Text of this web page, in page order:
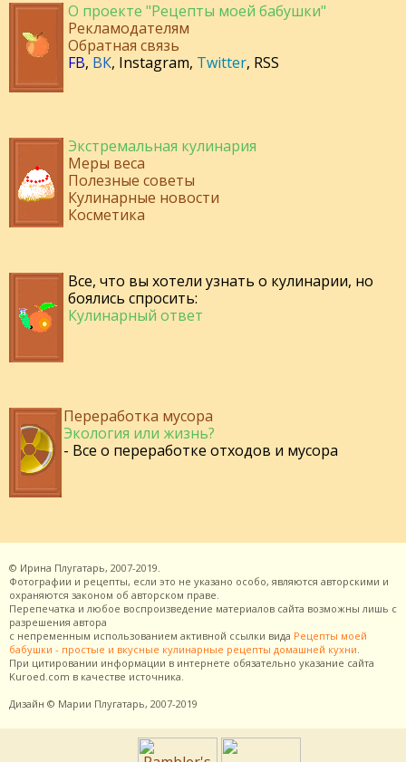
О проекте "Рецепты моей бабушки"
Рекламодателям
Обратная связь
FB, ВК, Instagram, Twitter, RSS
Экстремальная кулинария
Меры веса
Полезные советы
Кулинарные новости
Косметика
Все, что вы хотели узнать о кулинарии, но
боялись спросить:
Кулинарный ответ
Переработка мусора
Экология или жизнь?
- Все о переработке отходов и мусора
© Ирина Плугатарь, 2007-2019.
Фотографии и рецепты, если это не указано особо, являются авторскими и
охраняются законом об авторском праве.
Перепечатка и любое воспроизведение материалов сайта возможны лишь с
разрешения автора
с непременным использованием активной ссылки вида Рецепты моей
бабушки - простые и вкусные кулинарные рецепты домашней кухни.
При цитировании информации в интернете обязательно указание сайта
Kuroed.com в качестве источника.
Дизайн © Марии Плугатарь, 2007-2019